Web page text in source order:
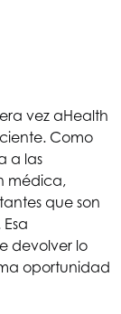
vez aHealth
Como
a las
médica,
que son
devolver lo
oportunidad